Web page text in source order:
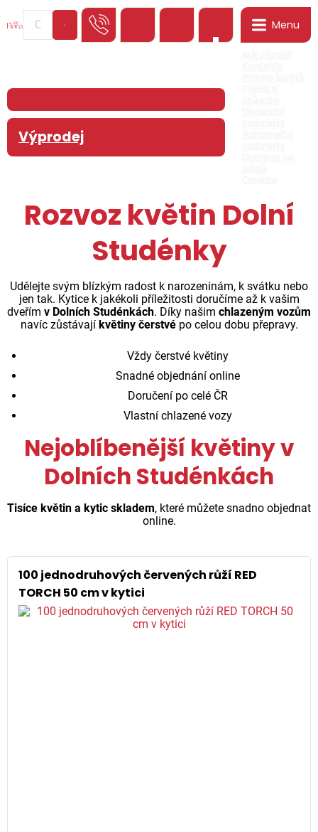
Menu
Výprodej
Rozvoz květin Dolní
Studénky
Udělejte svým blízkým radost k narozeninám, k svátku nebo
jen tak. Kytice k jakékoli příležitosti doručíme až k vašim
dveřím v Dolních Studénkách. Díky našim chlazeným vozům
navíc zůstávají květiny čerstvépo celou dobu přepravy.
Vždy čerstvé květiny
Snadné objednání online
Doručení po celé ČR
Vlastní chlazené vozy
Nejoblíbenější květiny v
Dolních Studénkách
Tisíce květin a kytic skladem, které můžete snadno objednat
online.
100 jednodruhových červených růží RED
TORCH 50 cm v kytici